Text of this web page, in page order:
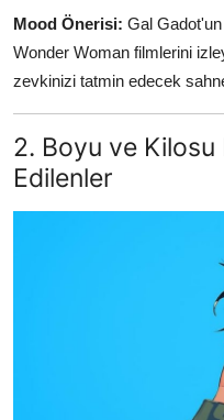
Mood Önerisi: Gal
Wonder Woman filmlerini
zevkinizi tatmin edecek
2. Boyu ve Kilosu
Edilenler